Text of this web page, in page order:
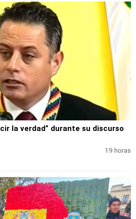
la verdad” durante su discurso
19 horas